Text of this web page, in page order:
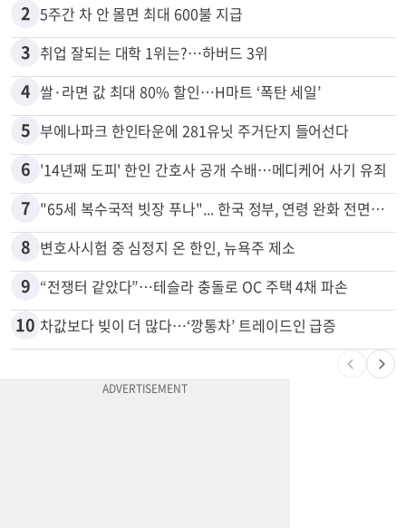
2 5주간 차 안 몰면 최대 600불 지급
3 취업 잘되는 대학 1위는?…하버드 3위
4 쌀·라면 값 최대 80% 할인…H마트 ‘폭탄 세일’
5 부에나파크 한인타운에 281유닛 주거단지 들어선다
6 '14년째 도피' 한인 간호사 공개 수배…메디케어 사기 유죄
7 "65세 복수국적 빗장 푸나"... 한국 정부, 연령 완화 전면 추진
8 변호사시험 중 심정지 온 한인, 뉴욕주 제소
9 “전쟁터 같았다”…테슬라 충돌로 OC 주택 4채 파손
10 차값보다 빚이 더 많다…‘깡통차’ 트레이드인 급증